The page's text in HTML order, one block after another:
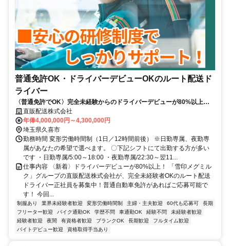
普通免許OK・ドライバーデビューOKのルート配送ド
ライバー
〈普通免許でOK〉完全未経験からのドライバーデビューが80%以上！1
年目から月収30万円
直販配送株式会社
年俸4,000,000円～4,300,000円
埼玉県久喜市
勤務時間 変形労働時間制（1日／12時間前後） ※日勤専属、夜勤専
属があなたの希望で選べます。 〇下記シフトにて出勤する方が多い
です ・日勤専属/5:00～18:00 ・夜勤専属/22:30～翌11...
仕事内容 〈新着〉ドライバーデビューが80%以上！ 「雪印メグミル
ク」グループの直販配送株式会社が、完全未経験者OKのルート配送
ドライバー正社員を募集中！普通自動車免許があればご応募可能で
す！ 今回...
制服あり 業界未経験者歓迎 変形労働時間制 主婦・主夫歓迎 60代も応募可
長期
フリーター歓迎
バイク通勤OK 学歴不問 車通勤OK 経験不問
未経験者歓迎
経験者歓迎
夜間 有資格者歓迎 ブランクOK 長期歓迎
フルタイム歓迎
バイトデビュー歓迎
資格取得手当あり